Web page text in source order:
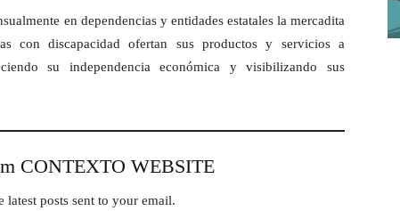
en dependencias y entidades estatales la mercadita
con discapacidad ofertan sus productos y servicios a
su independencia económica y visibilizando sus
CONTEXTO WEBSITE
latest posts sent to your email.